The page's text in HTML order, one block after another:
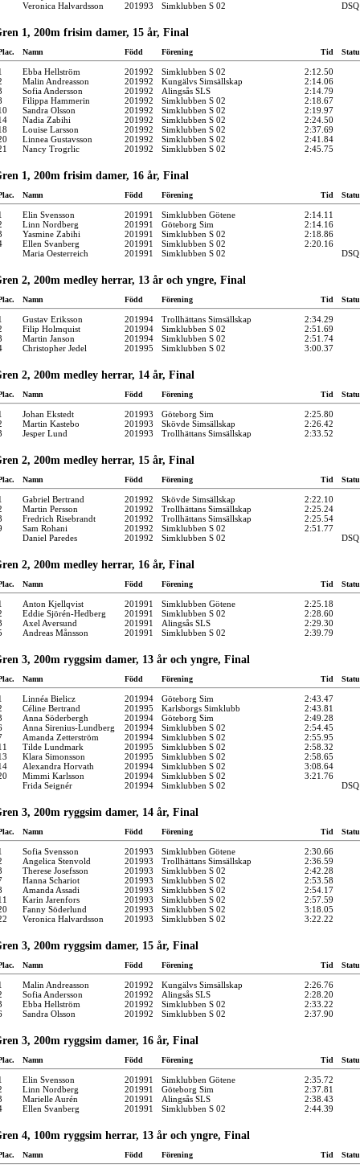
Veronica Halvardsson
201993 Simklubben S 02 DSQ
1, 200m frisim damer, 15 år, Final
Namn Född Förening Tid
Ebba Hellström 201992 Simklubben S 02
2:12.50
Malin Andreasson 201992 Kungälvs Simsällskap
2:14.06
Sofia Andersson 201992 Alingsås SLS
2:14.79
Filippa Hammerin 201992 Simklubben S 02
2:18.67
Sandra Olsson 201992 Simklubben S 02
2:19.97
Nadia Zabihi 201992 Simklubben S 02
2:24.50
Louise Larsson 201992 Simklubben S 02
2:37.69
Linnea Gustavsson 201992 Simklubben S 02
2:41.84
Nancy Trogrlic 201992 Simklubben S 02 2:45.75
1, 200m frisim damer, 16 år, Final
Namn Född Förening Tid
Elin Svensson 201991 Simklubben Götene
2:14.11
Linn Nordberg 201991 Göteborg Sim
2:14.16
Yasmine Zabihi 201991 Simklubben S 02
2:18.86
Ellen Svanberg 201991 Simklubben S 02
2:20.16
Maria Oesterreich
201991 Simklubben S 02 DSQ
2, 200m medley herrar, 13 år och yngre, Final
Namn Född Förening Tid
Gustav Eriksson 201994 Trollhättans Simsällskap
2:34.29
Filip Holmquist 201994 Simklubben S 02
2:51.69
Martin Janson 201994 Simklubben S 02
2:51.74
Christopher Jedel 201995 Simklubben S 02 3:00.37
2, 200m medley herrar, 14 år, Final
Namn Född Förening Tid
Johan Ekstedt 201993 Göteborg Sim
2:25.80
Martin Kastebo 201993 Skövde Simsällskap
2:26.42
Jesper Lund 201993 Trollhättans Simsällskap 2:33.52
2, 200m medley herrar, 15 år, Final
Namn Född Förening Tid
Gabriel Bertrand 201992 Skövde Simsällskap
2:22.10
Martin Persson 201992 Trollhättans Simsällskap
2:25.24
Fredrich Risebrandt 201992 Trollhättans Simsällskap
2:25.54
Sam Rohani 201992 Simklubben S 02
2:51.77
Daniel Paredes
201992 Simklubben S 02 DSQ
2, 200m medley herrar, 16 år, Final
Namn Född Förening Tid
Anton Kjellqvist 201991 Simklubben Götene
2:25.18
Eddie Sjörén-Hedberg 201991 Simklubben S 02
2:28.60
Axel Aversund 201991 Alingsås SLS
2:29.30
Andreas Månsson 201991 Simklubben S 02 2:39.79
3, 200m ryggsim damer, 13 år och yngre, Final
Namn Född Förening Tid
Linnéa Bielicz 201994 Göteborg Sim
2:43.47
Céline Bertrand 201995 Karlsborgs Simklubb
2:43.81
Anna Söderbergh 201994 Göteborg Sim
2:49.28
Anna Sirenius-Lundberg 201994 Simklubben S 02
2:54.45
Amanda Zetterström 201994 Simklubben S 02
2:55.95
Tilde Lundmark 201995 Simklubben S 02
2:58.32
Klara Simonsson 201995 Simklubben S 02
2:58.65
Alexandra Horvath 201994 Simklubben S 02
3:08.64
Mimmi Karlsson 201994 Simklubben S 02
3:21.76
Frida Seignér
201994 Simklubben S 02 DSQ
3, 200m ryggsim damer, 14 år, Final
Namn Född Förening Tid
Sofia Svensson 201993 Simklubben Götene
2:30.66
Angelica Stenvold 201993 Trollhättans Simsällskap
2:36.59
Therese Josefsson 201993 Simklubben S 02
2:42.28
Hanna Schariot 201993 Simklubben S 02
2:53.58
Amanda Assadi 201993 Simklubben S 02
2:54.17
Karin Jarenfors 201993 Simklubben S 02
2:57.59
Fanny Söderlund 201993 Simklubben S 02
3:18.05
Veronica Halvardsson 201993 Simklubben S 02 3:22.22
3, 200m ryggsim damer, 15 år, Final
Namn Född Förening Tid
Malin Andreasson 201992 Kungälvs Simsällskap
2:26.76
Sofia Andersson 201992 Alingsås SLS
2:28.20
Ebba Hellström 201992 Simklubben S 02
2:33.22
Sandra Olsson 201992 Simklubben S 02 2:37.90
3, 200m ryggsim damer, 16 år, Final
Namn Född Förening Tid
Elin Svensson 201991 Simklubben Götene
2:35.72
Linn Nordberg 201991 Göteborg Sim
2:37.81
Marielle Aurén 201991 Alingsås SLS
2:38.43
Ellen Svanberg 201991 Simklubben S 02 2:44.39
4, 100m ryggsim herrar, 13 år och yngre, Final
Namn Född Förening Tid